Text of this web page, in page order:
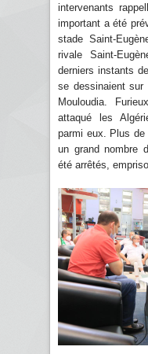
intervenants
important a été
stade Saint-
rivale Saint-
derniers instants
se dessinaient sur
Mouloudia.
attaqué les
parmi eux. Plus
un grand nombre
été arrêtés,